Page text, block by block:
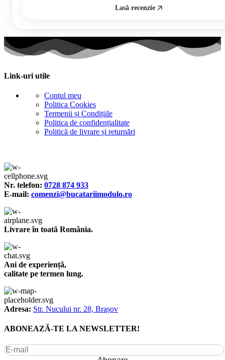
Lasă recenzie
Link-uri utile
Contul meu
Politica Cookies
Termenii și Condițiile
Politica de confidențialitate
Politică de livrare și returnări
Nr. telefon: 0728 874 933
E-mail: comenzi@bucatariimodulo.ro
Livrare în toată România.
Ani de experiență,
calitate pe termen lung.
Adresa: Str. Nucului nr. 28, Brașov
ABONEAZĂ-TE LA NEWSLETTER!